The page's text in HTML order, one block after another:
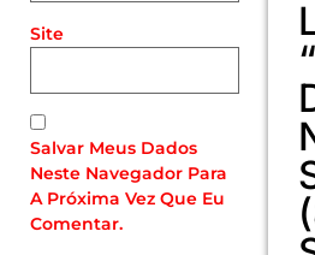
Site
Salvar Meus Dados
Neste Navegador Para
A Próxima Vez Que Eu
Comentar.